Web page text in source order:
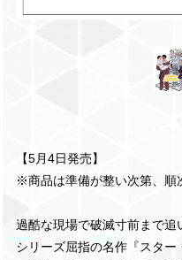
【5月4日発売】
※商品は準備が整い次第、順
過酷な現場で破滅寸前まで追
シリーズ屈指の名作『スター